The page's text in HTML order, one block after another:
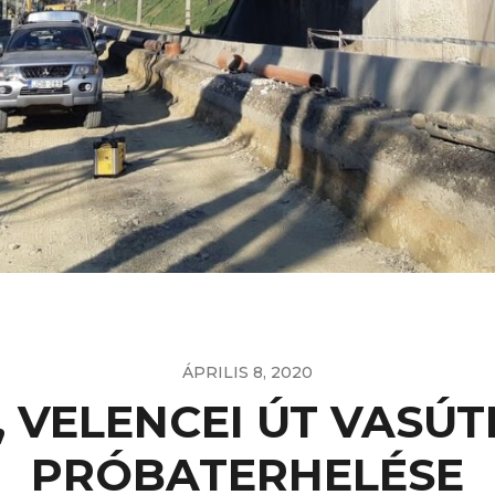
ÁPRILIS 8, 2020
VELENCEI ÚT
PRÓBATERHELÉSE